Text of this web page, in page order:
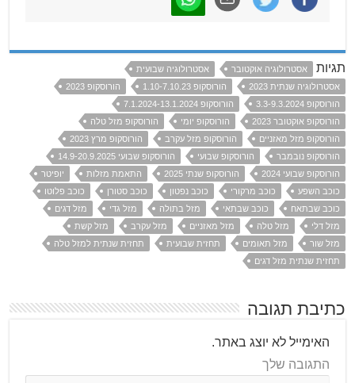
תגיות אסטרולוגיה אוקטובר
אסטרולוגיה שבועית
אסטרולוגיה שנתית 2023
הורוסקופ 1.10-7.10.23
הורוסקופ 2023
הורוסקופ 3.3-9.3.2024
הורוסקופ 7.1.2024-13.1.2024
הורוסקופ אוקטובר 2023
הורוסקופ יומי
הורוסקופ מזל טלה
הורוסקופ מזל מאזניים
הורוסקופ מזל עקרב
הורוסקופ מרץ 2023
הורוסקופ נובמבר
הורוסקופ שבועי
הורוסקופ שבועי 14.9-20.9.2025
הורוסקופ שבועי 2024
הורוסקופ שנתי 2025 התאמת מזלות
יופיטר
כוכב השפע
כוכב מרקורי כוכב נפטון כוכב סטורן
כוכב פלוטו
כוכב שבתאח
כוכב שבתאי מזל בתולה מזל גדי
מזל דגים
מזל דלי
מזל טלה מזל מאזניים מזל עקרב
מזל קשת
מזל שור
מזל תאומים תחזית שבועית
תחזית שנתית למזל טלה
תחזית שנתית מזל דגים
כתיבת תגובה
האימייל לא יוצג באתר.
התגובה שלך